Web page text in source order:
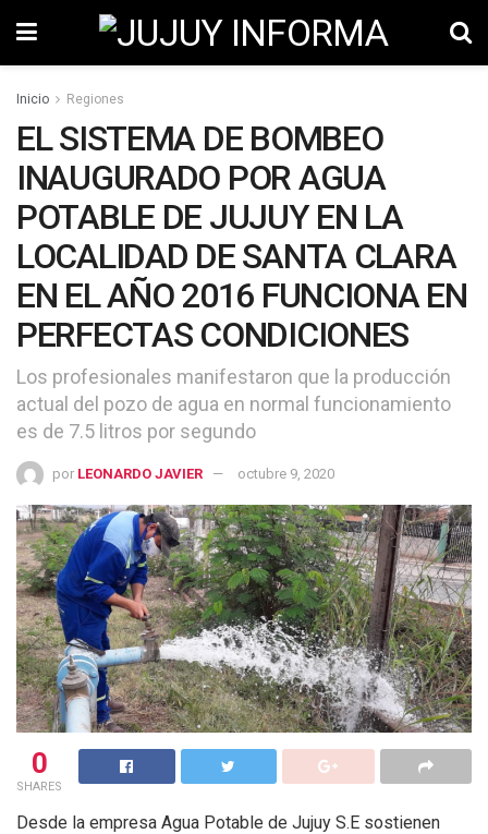
Inicio Regiones
EL SISTEMA DE BOMBEO
INAUGURADO POR AGUA
POTABLE DE JUJUY EN LA
LOCALIDAD DE SANTA CLARA
EN EL AÑO 2016 FUNCIONA EN
PERFECTAS CONDICIONES
Los profesionales manifestaron que la producción
actual del pozo de agua en normal funcionamiento
es de 7.5 litros por segundo
por LEONARDO JAVIER octubre 9, 2020
0
SHARES
Desde la empresa Agua Potable de Jujuy S.E sostienen